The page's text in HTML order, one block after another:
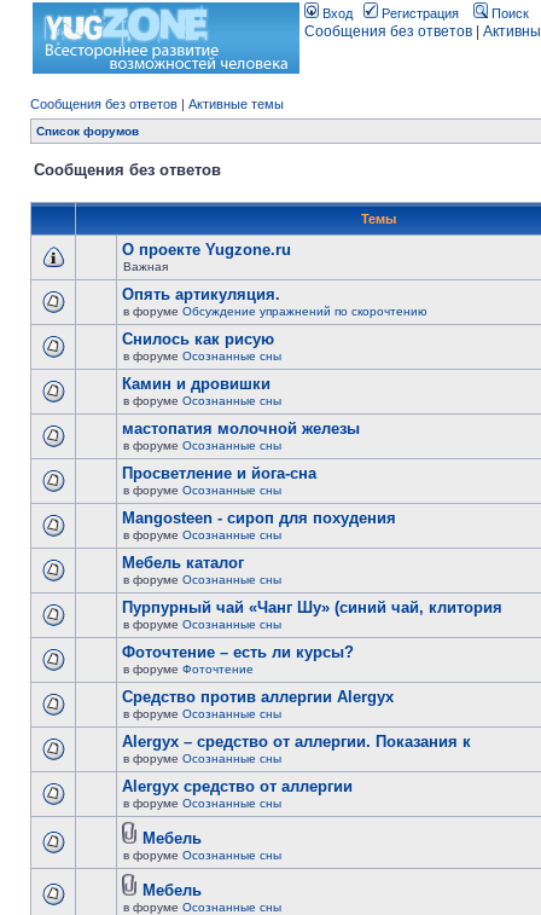
Вход Регистрация Поиск
Сообщения без ответов
Сообщения без ответов | Активные темы
Список форумов
Сообщения без ответов
Темы
О проекте Yugzone.ru
Важная
Опять артикуляция.
в форуме Обсуждение упражнений по скорочтению
Снилось как рисую
в форуме Осознанные сны
Камин и дровишки
в форуме Осознанные сны
мастопатия молочной железы
в форуме Осознанные сны
Просветление и йога-сна
в форуме Осознанные сны
Mangosteen - сироп для похудения
в форуме Осознанные сны
Мебель каталог
в форуме Осознанные сны
Пурпурный чай «Чанг Шу» (синий чай, клитория
в форуме Осознанные сны
Фоточтение – есть ли курсы?
в форуме Фоточтение
Cредство против аллергии Alergyx
в форуме Осознанные сны
Alergyx – средство от аллергии. Показания к
в форуме Осознанные сны
Alergyx средство от аллергии
в форуме Осознанные сны
Мебель
в форуме Осознанные сны
Мебель
в форуме Осознанные сны